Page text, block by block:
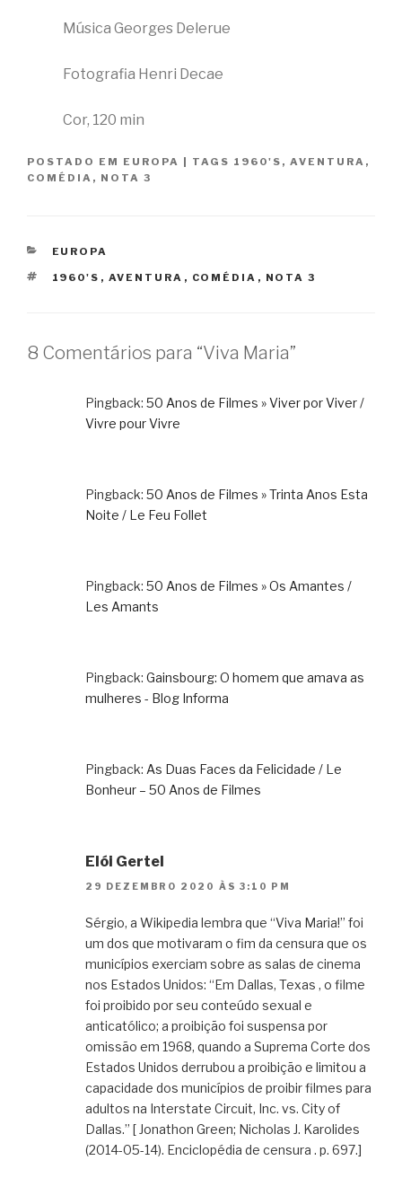
Música Georges Delerue
Fotografia Henri Decae
Cor, 120 min
POSTADO EM EUROPA TAGS 1960'S , AVENTURA ,
COMÉDIA , NOTA 3
CATEGORIAS
EUROPA
TAGS
1960'S , AVENTURA , COMÉDIA , NOTA 3
8 Comentários para “Viva Maria”
Pingback: 50 Anos de Filmes » Viver por Viver /
Vivre pour Vivre
Pingback: 50 Anos de Filmes » Trinta Anos Esta
Noite / Le Feu Follet
Pingback: 50 Anos de Filmes » Os Amantes /
Les Amants
Pingback: Gainsbourg: O homem que amava as
mulheres - Blog Informa
Pingback: As Duas Faces da Felicidade / Le
Bonheur – 50 Anos de Filmes
Elói Gertel
29 DEZEMBRO 2020 ÀS 3:10 PM
Sérgio, a Wikipedia lembra que “Viva Maria!” foi
um dos que motivaram o fim da censura que os
municípios exerciam sobre as salas de cinema
nos Estados Unidos: “Em Dallas, Texas , o filme
foi proibido por seu conteúdo sexual e
anticatólico; a proibição foi suspensa por
omissão em 1968, quando a Suprema Corte dos
Estados Unidos derrubou a proibição e limitou a
capacidade dos municípios de proibir filmes para
adultos na Interstate Circuit, Inc. vs. City of
Dallas.” [ Jonathon Green; Nicholas J. Karolides
(2014-05-14). Enciclopédia de censura . p. 697.]